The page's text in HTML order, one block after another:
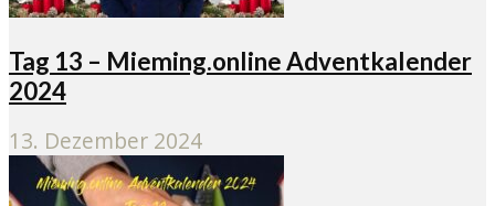
Tag 13 – Mieming.online Adventkalender
2024
13. Dezember 2024